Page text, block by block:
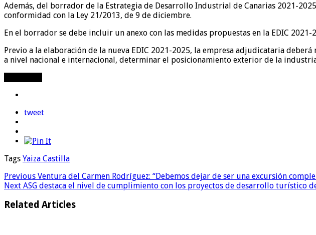
Además, del borrador de la Estrategia de Desarrollo Industrial de Canarias 2021-
conformidad con la Ley 21/2013, de 9 de diciembre.
En el borrador se debe incluir un anexo con las medidas propuestas en la EDIC
Previo a la elaboración de la nueva EDIC 2021-2025, la empresa adjudicataria
a nivel nacional e internacional, determinar el posicionamiento exterior de la
tweet
Tags Yaiza Castilla
Previous Ventura del Carmen Rodríguez: “Debemos dejar de ser una excursión
Next ASG destaca el nivel de cumplimiento con los proyectos de desarrollo turístico
Related Articles